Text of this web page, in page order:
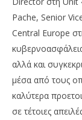
Pache, Senior
Central Europe
αλλά και
μέσα από τους
καλύτερα
σε τέτοιες